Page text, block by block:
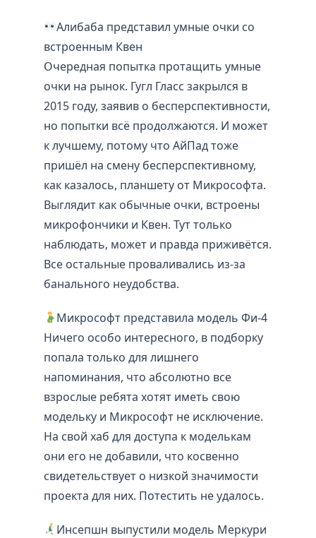
Алибаба представил умные очки со
встроенным Квен
Очередная попытка протащить умные
очки на рынок. Гугл Гласс закрылся в
2015 году, заявив о бесперспективности,
но попытки всё продолжаются. И может
к лучшему, потому что АйПад тоже
пришёл на смену бесперспективному,
как казалось, планшету от Микрософта.
Выглядит как обычные очки, встроены
микрофончики и Квен. Тут только
наблюдать, может и правда приживётся.
Все остальные проваливались из-за
банального неудобства.
Микрософт представила модель Фи-4
Ничего особо интересного, в подборку
попала только для лишнего
напоминания, что абсолютно все
взрослые ребята хотят иметь свою
модельку и Микрософт не исключение.
На свой хаб для доступа к моделькам
они его не добавили, что косвенно
свидетельствует о низкой значимости
проекта для них. Потестить не удалось.
Инсепшн выпустили модель Меркури